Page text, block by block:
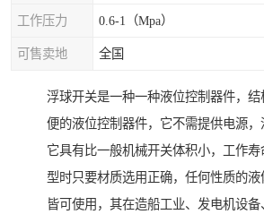
工作压力 0.6-1（Mpa）
可售卖地 全国
浮球开关是一种一种液位控制器件，
便的液位控制器件，它不需提供电源，
它具有比一般机械开关体积小，工作
型时只要材质选用正确，任何性质的
皆可使用，其在造船工业、发电机设